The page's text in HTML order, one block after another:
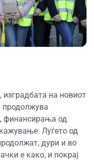
на новиот
продолжува
финансирања од
Луѓето од
дури и во
е како, и покрај